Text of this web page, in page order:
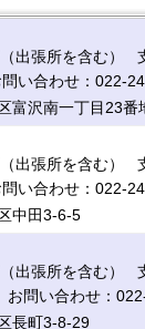
出張所を含む）
い合わせ：022-
富沢南一丁目23番
出張所を含む）
い合わせ：022-
中田3-6-5
出張所を含む）
お問い合わせ：
長町3-8-29